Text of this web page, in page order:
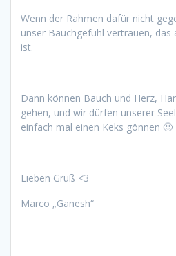
Wenn der Rahmen dafür nicht
unser Bauchgefühl vertrauen, das
ist.
Dann können Bauch und Herz,
gehen, und wir dürfen unserer
einfach mal einen Keks gönnen 🙂
Lieben Gruß <3
Marco „Ganesh“